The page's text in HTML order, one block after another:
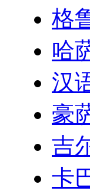
格
哈
汉
豪
吉
卡